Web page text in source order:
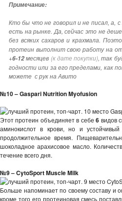
Примечание:
Кто бы что не говорил и не писал, а,
есть на рынке. Да, сейчас это не
без всяких сахаров и крахмала.
протеин выполнит свою работу на
+6-12месяцев (к дате покупки), так
годности или за его пределами, как
можете с рук на Авито
№10 – Gaspari Nutrition Myofusion
Этот протеин объединяет в себе 6 видов
аминокислот в крови, но и
продолжительное время.
шоколадное арахисовое масло.
течение всего дня.
№9 –CytoSport Muscle Milk
Больше напоминает по своему составу и
кроме того его протеиновая смесь